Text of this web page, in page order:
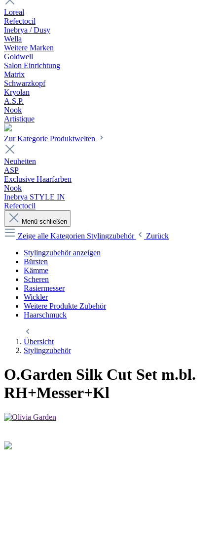
Loreal
Refectocil
Inebrya / Dusy
Wella
Weitere Marken
Goldwell
Salon Einrichtung
Matrix
Schwarzkopf
Kryolan
A.S.P.
Nook
Artistique
Zur Kategorie Produktwelten
Neuheiten
ASP
Exclusive Haarfarben
Nook
Inebrya STYLE IN
Refectocil
Menü schließen
Zeige alle Kategorien Stylingzubehör
Zurück
Stylingzubehör anzeigen
Bürsten
Kämme
Scheren
Rasiermesser
Wickler
Weitere Produkte Zubehör
Haarschmuck
Übersicht
Stylingzubehör
O.Garden Silk Cut Set m.bl.
RH+Messer+Kl